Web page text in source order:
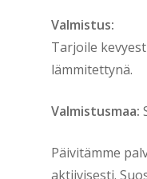
Valmistus:
Tarjoile
lämmitettynä.
Valmistusmaa:
Päivitämme
aktiivisesti.